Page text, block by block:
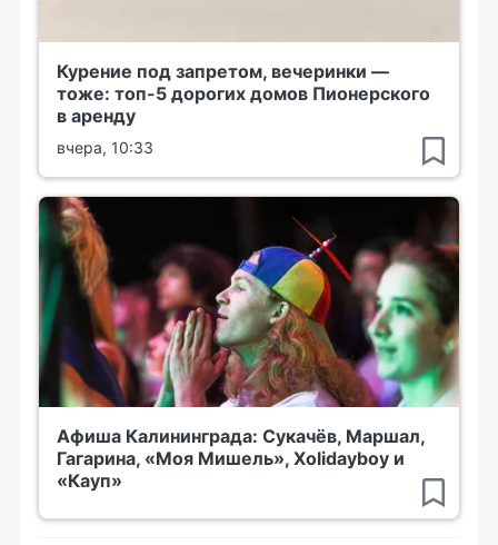
Курение под запретом, вечеринки —
тоже: топ-5 дорогих домов Пионерского
в аренду
вчера, 10:33
Афиша Калининграда: Сукачёв, Маршал,
Гагарина, «Моя Мишель», Xolidayboy и
«Кауп»